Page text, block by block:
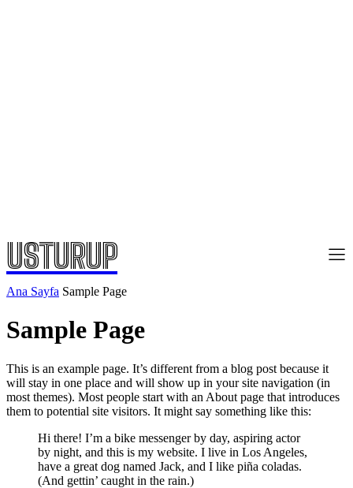
USTURUP
Ana Sayfa Sample Page
Sample Page
This is an example page. It’s different from a blog post because it
will stay in one place and will show up in your site navigation (in
most themes). Most people start with an About page that introduces
them to potential site visitors. It might say something like this:
Hi there! I’m a bike messenger by day, aspiring actor
by night, and this is my website. I live in Los Angeles,
have a great dog named Jack, and I like piña coladas.
(And gettin’ caught in the rain.)